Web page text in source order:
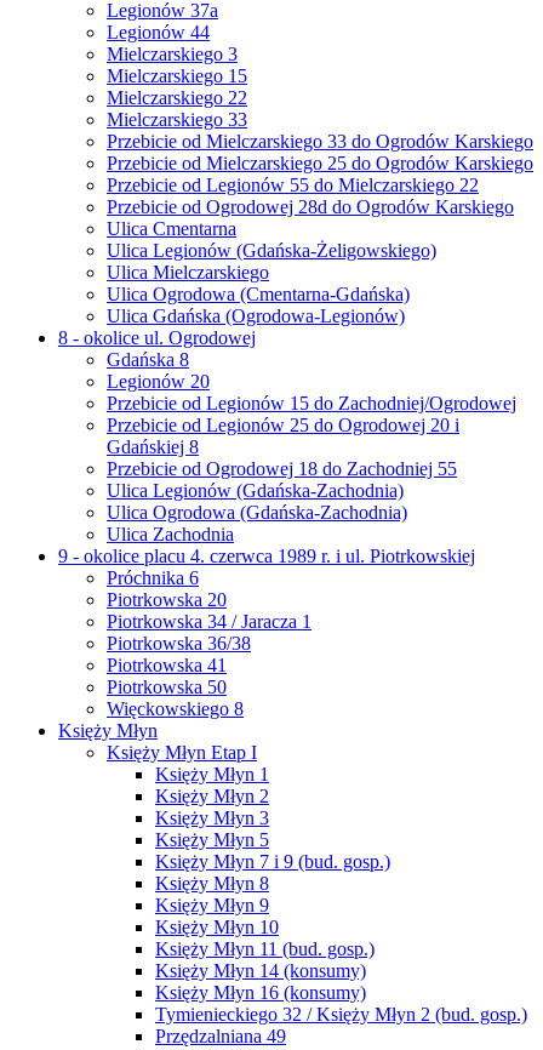
Legionów 37a
Legionów 44
Mielczarskiego 3
Mielczarskiego 15
Mielczarskiego 22
Mielczarskiego 33
Przebicie od Mielczarskiego 33 do Ogrodów Karskiego
Przebicie od Mielczarskiego 25 do Ogrodów Karskiego
Przebicie od Legionów 55 do Mielczarskiego 22
Przebicie od Ogrodowej 28d do Ogrodów Karskiego
Ulica Cmentarna
Ulica Legionów (Gdańska-Żeligowskiego)
Ulica Mielczarskiego
Ulica Ogrodowa (Cmentarna-Gdańska)
Ulica Gdańska (Ogrodowa-Legionów)
8 - okolice ul. Ogrodowej
Gdańska 8
Legionów 20
Przebicie od Legionów 15 do Zachodniej/Ogrodowej
Przebicie od Legionów 25 do Ogrodowej 20 i
Gdańskiej 8
Przebicie od Ogrodowej 18 do Zachodniej 55
Ulica Legionów (Gdańska-Zachodnia)
Ulica Ogrodowa (Gdańska-Zachodnia)
Ulica Zachodnia
9 - okolice placu 4. czerwca 1989 r. i ul. Piotrkowskiej
Próchnika 6
Piotrkowska 20
Piotrkowska 34 / Jaracza 1
Piotrkowska 36/38
Piotrkowska 41
Piotrkowska 50
Więckowskiego 8
Księży Młyn
Księży Młyn Etap I
Księży Młyn 1
Księży Młyn 2
Księży Młyn 3
Księży Młyn 5
Księży Młyn 7 i 9 (bud. gosp.)
Księży Młyn 8
Księży Młyn 9
Księży Młyn 10
Księży Młyn 11 (bud. gosp.)
Księży Młyn 14 (konsumy)
Księży Młyn 16 (konsumy)
Tymienieckiego 32 / Księży Młyn 2 (bud. gosp.)
Przędzalniana 49